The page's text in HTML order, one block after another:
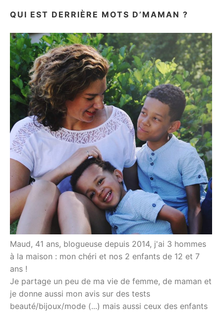
QUI EST DERRIÈRE MOTS D’MAMAN ?
Maud, 41 ans, blogueuse depuis 2014, j'ai 3 hommes
à la maison : mon chéri et nos 2 enfants de 12 et 7
ans !
Je partage un peu de ma vie de femme, de maman et
je donne aussi mon avis sur des tests
beauté/bijoux/mode (...) mais aussi ceux des enfants